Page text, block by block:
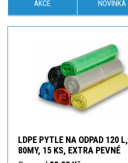
AKCE NOVINKA
LDPE PYTLE NA ODPAD 120 L,
80MY, 15 KS, EXTRA PEVNÉ